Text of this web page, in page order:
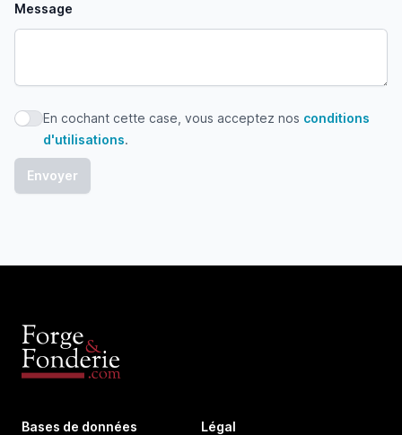
Message
En cochant cette case, vous acceptez nos conditions
En cochant cette case, vous acceptez nos conditions
d'utilisations.
Bases de données Légal